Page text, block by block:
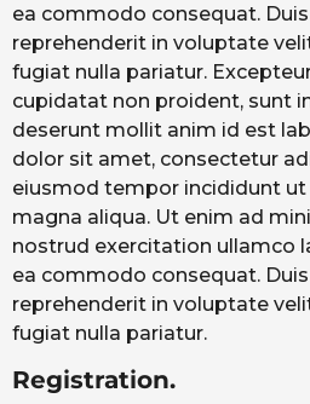
ea commodo consequat.
reprehenderit in voluptate
fugiat nulla pariatur.
cupidatat non proident, sunt
deserunt mollit anim id est
dolor sit amet, consectetur
eiusmod tempor incididunt
magna aliqua. Ut enim ad
nostrud exercitation ullamco
ea commodo consequat.
reprehenderit in voluptate
fugiat nulla pariatur.
Registration.